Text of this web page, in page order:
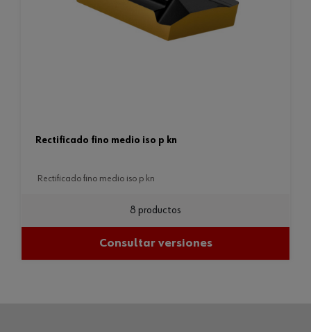
rectificado fino medio iso p kn
rectificado fino medio iso p kn
8 productos
Consultar versiones